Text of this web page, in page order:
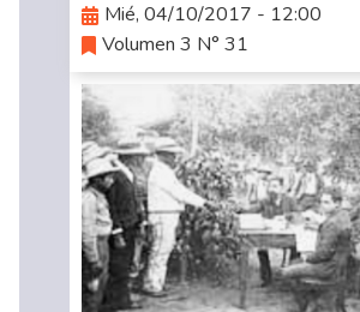
Mié, 04/10/2017 - 12:00
Volumen 3 N° 31